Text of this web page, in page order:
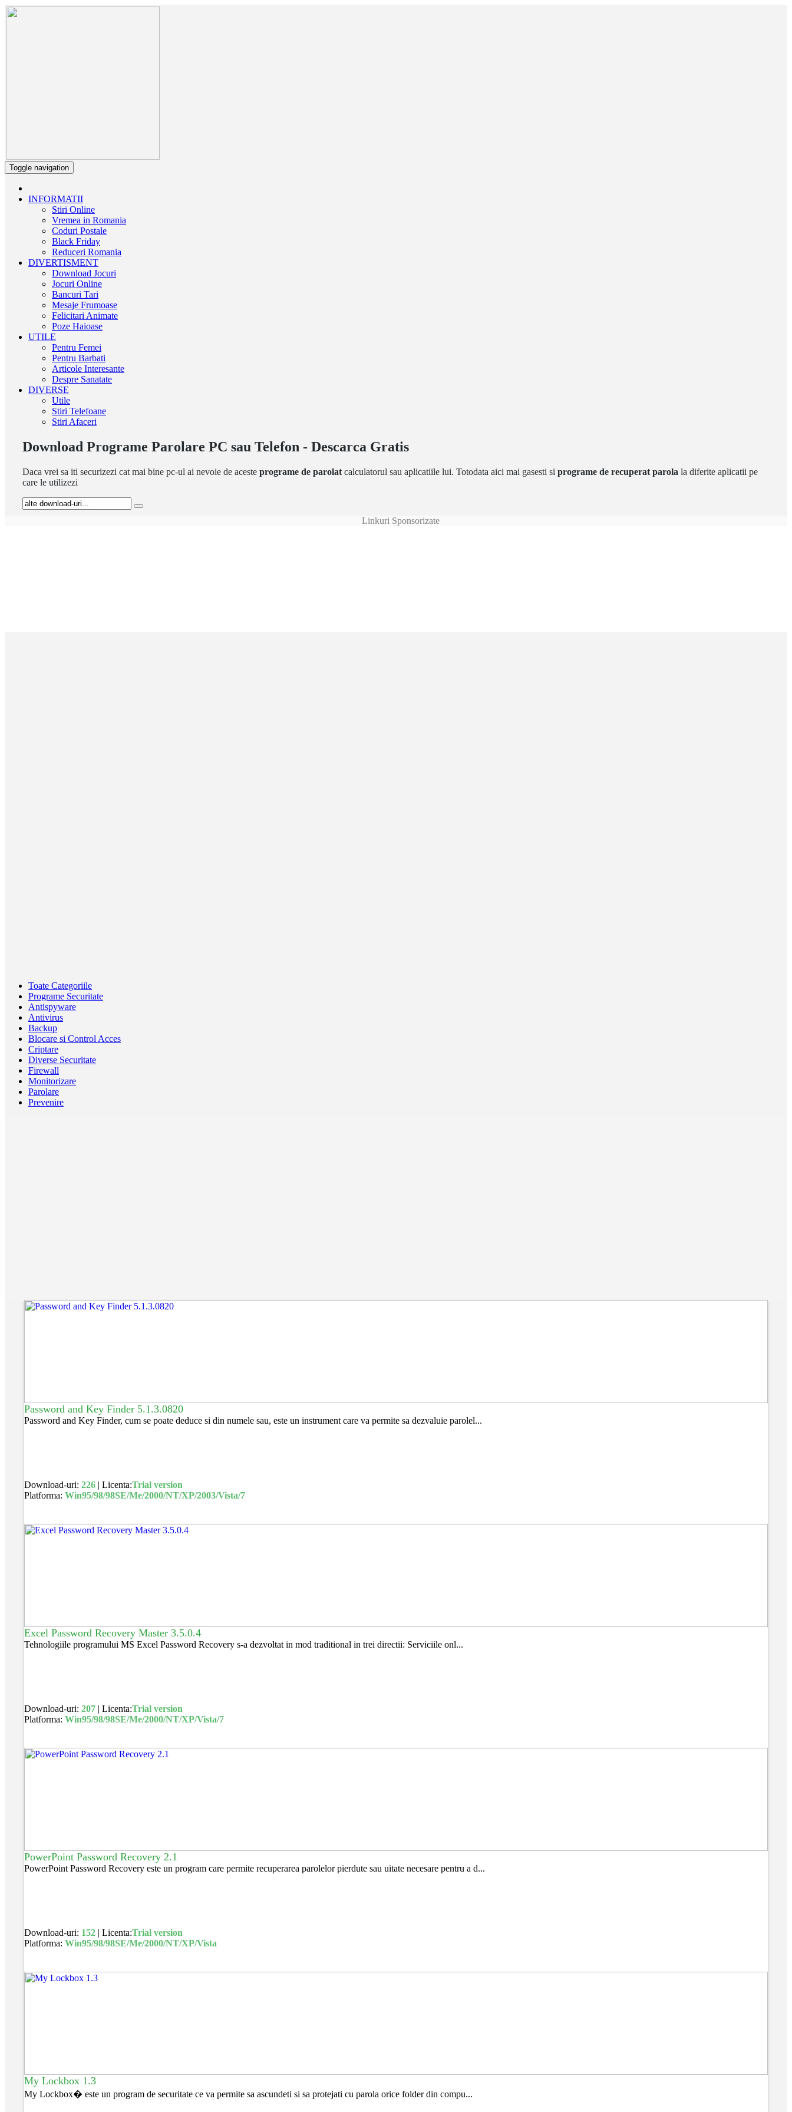
Toggle navigation
INFORMATII
Stiri Online
Vremea in Romania
Coduri Postale
Black Friday
Reduceri Romania
DIVERTISMENT
Download Jocuri
Jocuri Online
Bancuri Tari
Mesaje Frumoase
Felicitari Animate
Poze Haioase
UTILE
Pentru Femei
Pentru Barbati
Articole Interesante
Despre Sanatate
DIVERSE
Utile
Stiri Telefoane
Stiri Afaceri
Download Programe Parolare PC sau Telefon - Descarca Gratis
Daca vrei sa iti securizezi cat mai bine pc-ul ai nevoie de aceste programe de parolat calculatorul sau aplicatiile lui. Totodata aici mai gasesti si programe de recuperat parola la diferite aplicatii pe
care le utilizezi
Linkuri Sponsorizate
Toate Categoriile
Programe Securitate
Antispyware
Antivirus
Backup
Blocare si Control Acces
Criptare
Diverse Securitate
Firewall
Monitorizare
Parolare
Prevenire
Password and Key Finder 5.1.3.0820
Password and Key Finder, cum se poate deduce si din numele sau, este un instrument care va permite sa dezvaluie parolel...
Download-uri:226 | Licenta:Trial version
Platforma:Win95/98/98SE/Me/2000/NT/XP/2003/Vista/7
Excel Password Recovery Master 3.5.0.4
Tehnologiile programului MS Excel Password Recovery s-a dezvoltat in mod traditional in trei directii: Serviciile onl...
Download-uri:207 | Licenta:Trial version
Platforma:Win95/98/98SE/Me/2000/NT/XP/Vista/7
PowerPoint Password Recovery 2.1
PowerPoint Password Recovery este un program care permite recuperarea parolelor pierdute sau uitate necesare pentru a d...
Download-uri: 152 | Licenta:Trial version
Platforma:Win95/98/98SE/Me/2000/NT/XP/Vista
My Lockbox 1.3
My Lockbox� este un program de securitate ce va permite sa ascundeti si sa protejati cu parola orice folder din compu...